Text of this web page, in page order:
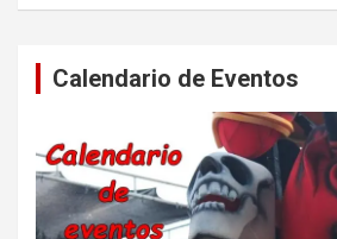
Calendario de Eventos